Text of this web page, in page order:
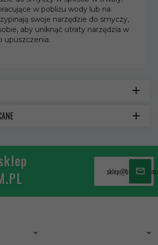
w pobliżu wody lub na
swoje narzędzie do smyczy,
aby uniknąć utraty narzędzia w
upuszczenia.